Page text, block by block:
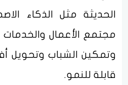
الحديثة مثل الذكاء
مجتمع الأعمال والخدمات
وتمكين الشباب وتحويل
قابلة للنمو.